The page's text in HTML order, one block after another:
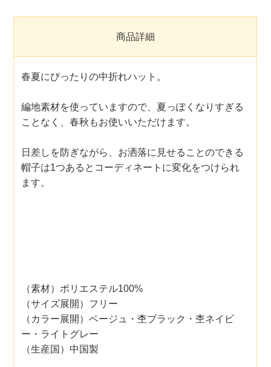
商品詳細
春夏にぴったりの中折れハット。
編地素材を使っていますので、夏っぽくなりすぎる
ことなく、春秋もお使いいただけます。
日差しを防ぎながら、お洒落に見せることのできる
帽子は1つあるとコーディネートに変化をつけられ
ます。
（素材）ポリエステル100%
（サイズ展開）フリー
（カラー展開）ベージュ・杢ブラック・杢ネイビ
ー・ライトグレー
（生産国）中国製